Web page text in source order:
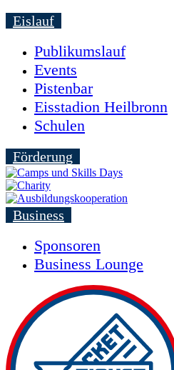
Eislauf
Publikumslauf
Events
Pistenbar
Eisstadion Heilbronn
Schulen
Förderung
Business
Sponsoren
Business Lounge